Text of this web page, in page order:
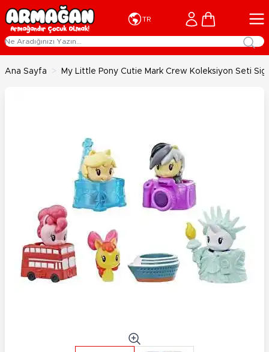
İçeriğe geç
TR Cart
Ana Sayfa > My Little Pony Cutie Mark Crew Koleksiyon Seti